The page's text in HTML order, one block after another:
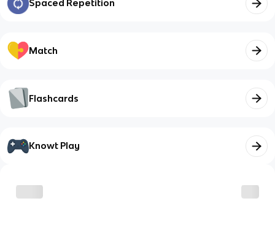
Spaced Repetition
Match
Flashcards
Knowt Play